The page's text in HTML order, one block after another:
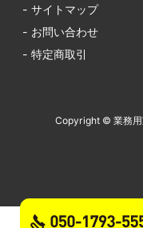
- サイトマップ
- お問い合わせ
- 特定商取引
Copyright © 業務用